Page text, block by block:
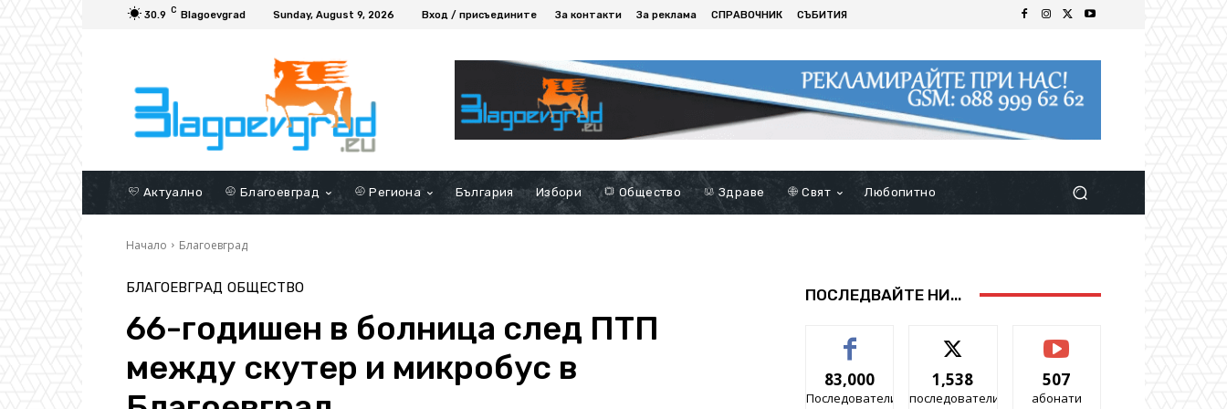
30.9 C Blagoevgrad Sunday, August 9, 2026 Вход / присъедините За контакти За реклама СПРАВОЧНИК СЪБИТИЯ
Актуално Благоевград Региона България Избори Общество Здраве Свят Любопитно
Начало Благоевград
БЛАГОЕВГРАД ОБЩЕСТВО
66-годишен в болница след ПТП
между скутер и микробус в
ПОСЛЕДВАЙТЕ НИ...
83,000
Последователи
1,538
последователи
507
абонати